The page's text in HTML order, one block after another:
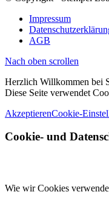
Impressum
AGB
Nach oben scrollen
Herzlich Willkommen bei
Diese Seite verwendet
AkzeptierenCookie-
Cookie- und
Wie wir Cookies